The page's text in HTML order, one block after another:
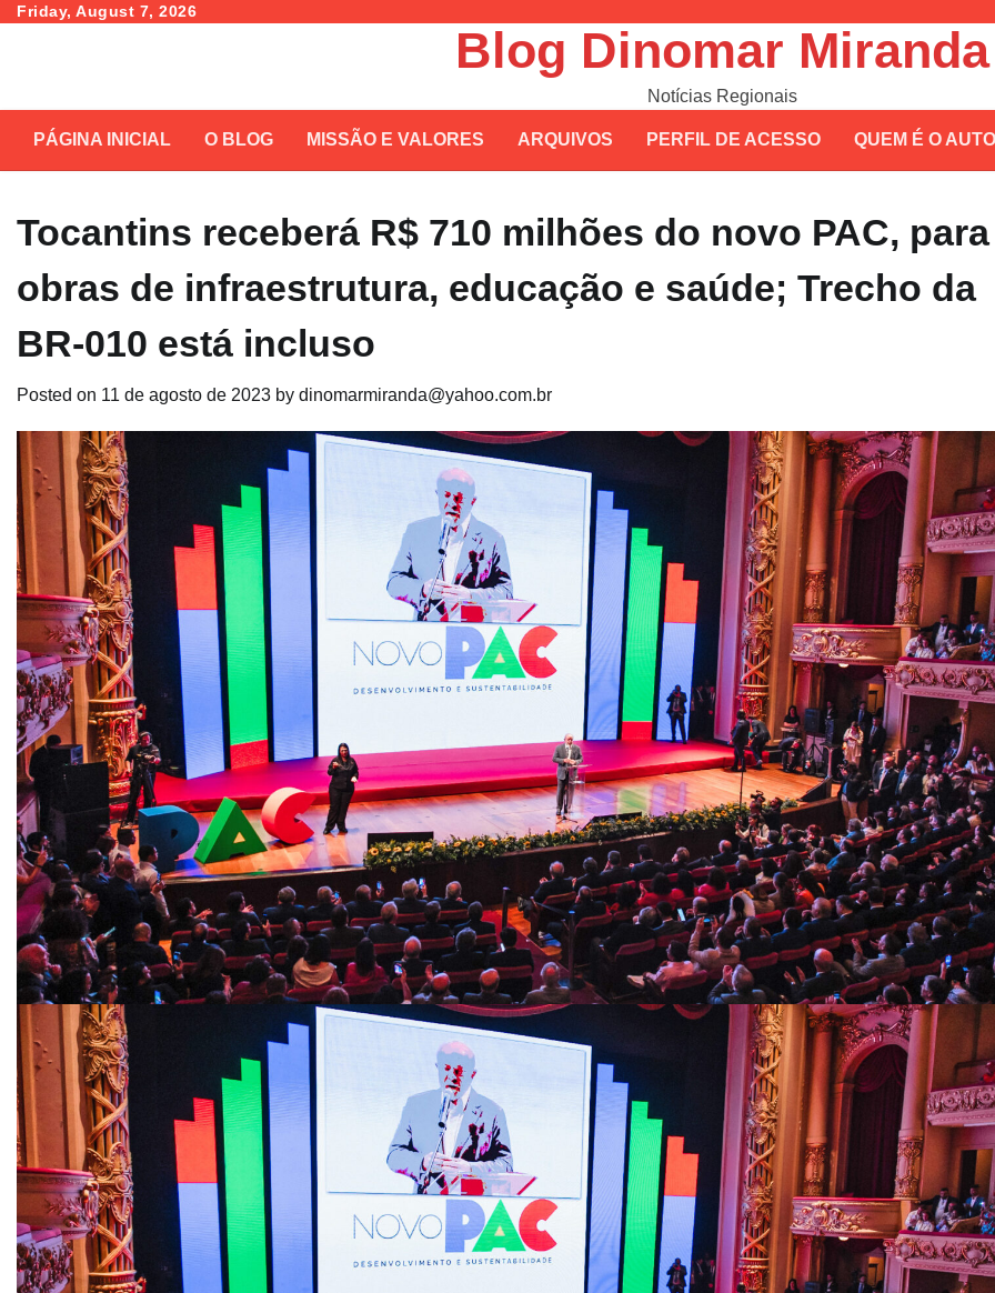
SkipFriday, August 7, 2026
Blog Dinomar Miranda
Notícias Regionais
PÁGINA INICIAL O BLOG MISSÃO E VALORES ARQUIVOS PERFIL DE ACESSO QUEM É O
Tocantins receberá R$ 710 milhões do novo PAC, para
obras de infraestrutura, educação e saúde; Trecho da
BR-010 está incluso
Posted on 11 de agosto de 2023 by dinomarmiranda@yahoo.com.br